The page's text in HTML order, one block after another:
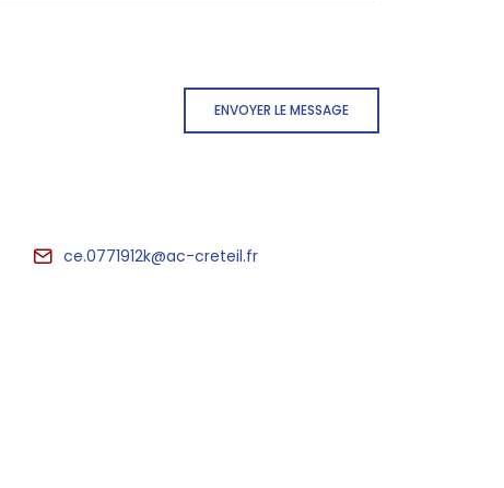
ENVOYER LE MESSAGE
ce.0771912k@ac-creteil.fr